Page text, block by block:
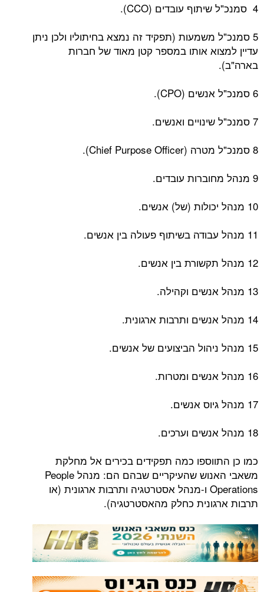
4 סמנכ"ל שיתוף עובדים (CCO).
5 סמנכ"ל משמעות (תפקיד זה נמצא בחיתוליו ולכן ניתן
עדיין למצוא אותו במספר קטן מאוד של חברות
בארה"ב).
6 סמנכ"ל אנשים (CPO).
7 סמנכ"ל שינויים ואנשים.
8 סמנכ"ל מטרה (Chief Purpose Officer).
9 מנהל מחוברות עובדים.
10 מנהל יכולות (של) אנשים.
11 מנהל עבודה בשיתוף פעולה בין אנשים.
12 מנהל תקשורת בין אנשים.
13 מנהל אנשים וקהילה.
14 מנהל אנשים ותרבות ארגונית.
15 מנהל ניהול הביצועים של אנשים.
16 מנהל אנשים ומטרות.
17 מנהל גיוס אנשים.
18 מנהל אנשים וערכים.
כמו כן התווספו כמה תפקידים בכירים אל מחלקת
משאבי האנוש שהעיקריים שבהם הם: מנהל People
Operations ו-מנהל אסטרטגיה ותרבות ארגונית (או
תרבות ארגונית כחלק מהאסטרטגיה).